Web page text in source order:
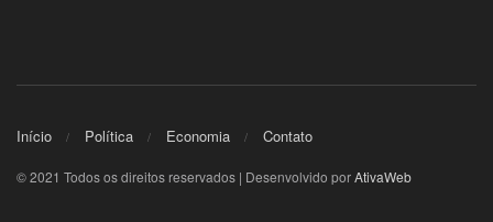
Início Política Economia Contato
© 2021 Todos os direitos reservados | Desenvolvido porAtivaWeb